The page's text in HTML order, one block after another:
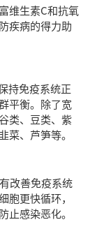
维生素C和抗氧
疾病的得力助
持免疫系统正
平衡。除了宽
类、豆类、紫
菜、芦笋等。
改善免疫系统
更快循环，
止感染恶化。